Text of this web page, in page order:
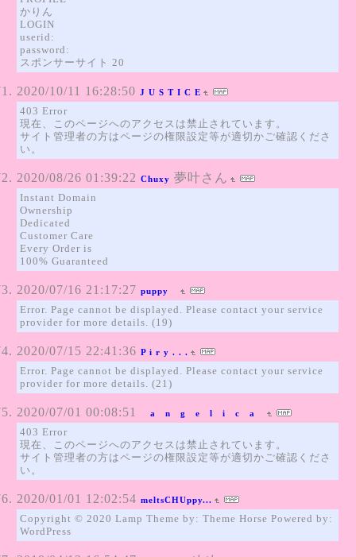
かりん
LOGIN
userid:
password:
スポンサーサイト 20
2020/10/11 16:28:50 J U S T I C E
403 Error
現在、このページへのアクセスは禁止されています。
サイト管理者の方はページの権限設定等が適切かご確認くださ
い。
2020/08/26 01:39:22 Chuxy 夢叶さん
Instant Domain
Ownership
Dedicated
Customer Care
Every Order is
100% Guaranteed
2020/07/16 21:17:27 puppy
Error. Page cannot be displayed. Please contact your service
provider for more details. (19)
2020/07/15 22:41:36 P i r y . . .
Error. Page cannot be displayed. Please contact your service
provider for more details. (21)
2020/07/01 00:08:51 a n g e l i c a
403 Error
現在、このページへのアクセスは禁止されています。
サイト管理者の方はページの権限設定等が適切かご確認くださ
い。
2020/01/01 12:02:54 meltsCHUppy...
Copyright © 2020 Lamp Theme by: Theme Horse Powered by:
WordPress